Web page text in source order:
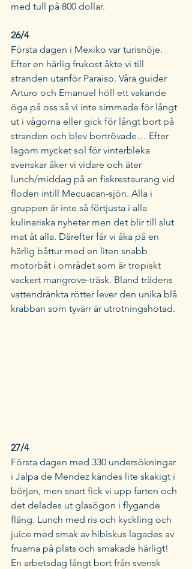
med tull på 800 dollar.
26/4
Första dagen i Mexiko var turisnöje.
Efter en härlig frukost åkte vi till
stranden utanför Paraiso. Våra guider
Arturo och Emanuel höll ett vakande
öga på oss så vi inte simmade för långt
ut i vågorna eller gick för långt bort på
stranden och blev bortrövade… Efter
lagom mycket sol för vinterbleka
svenskar åker vi vidare och äter
lunch/middag på en fiskrestaurang vid
floden intill Mecuacan-sjön. Alla i
gruppen är inte så förtjusta i alla
kulinariska nyheter men det blir till slut
mat åt alla. Därefter får vi åka på en
härlig båttur med en liten snabb
motorbåt i området som är tropiskt
vackert mangrove-träsk. Bland trädens
vattendränkta rötter lever den unika blå
krabban som tyvärr är utrotningshotad.
27/4
Första dagen med 330 undersökningar
i Jalpa de Mendez kändes lite skakigt i
början, men snart fick vi upp farten och
det delades ut glasögon i flygande
fläng. Lunch med ris och kyckling och
juice med smak av hibiskus lagades av
fruarna på plats och smakade härligt!
En arbetsdag långt bort från svensk